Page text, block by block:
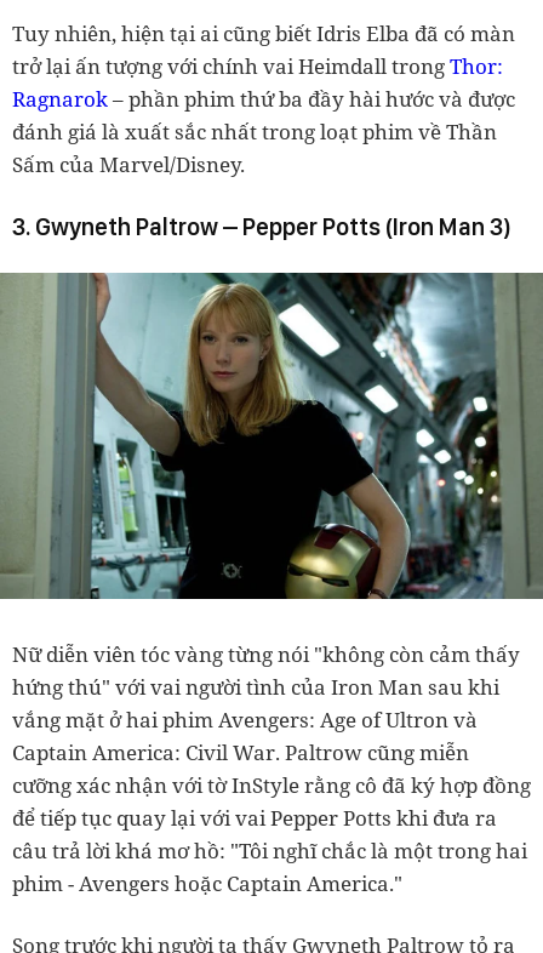
Tuy nhiên, hiện tại ai cũng biết Idris Elba đã có màn
trở lại ấn tượng với chính vai Heimdall trongThor:
Ragnarok– phần phim thứ ba đầy hài hước và được
đánh giá là xuất sắc nhất trong loạt phim về Thần
Sấm của Marvel/Disney.
3. Gwyneth Paltrow – Pepper Potts (Iron Man 3)
Nữ diễn viên tóc vàng từng nói "không còn cảm thấy
hứng thú" với vai người tình của Iron Man sau khi
vắng mặt ở hai phim Avengers: Age of Ultron và
Captain America: Civil War. Paltrow cũng miễn
cưỡng xác nhận với tờ InStyle rằng cô đã ký hợp đồng
để tiếp tục quay lại với vai Pepper Potts khi đưa ra
câu trả lời khá mơ hồ: "Tôi nghĩ chắc là một trong hai
phim - Avengers hoặc Captain America."
Song trước khi người ta thấy Gwyneth Paltrow tỏ ra